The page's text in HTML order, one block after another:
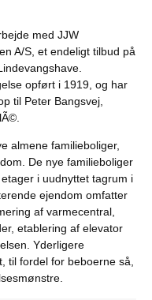
med JJW
A/S, et endeligt tilbud på
opført i 1919, og har
til Peter Bangsvej,
almene familieboliger,
De nye familieboliger
i uudnyttet tagrum i
ejendom omfatter
af varmecentral,
etablering af elevator
Yderligere
til fordel for beboerne så,